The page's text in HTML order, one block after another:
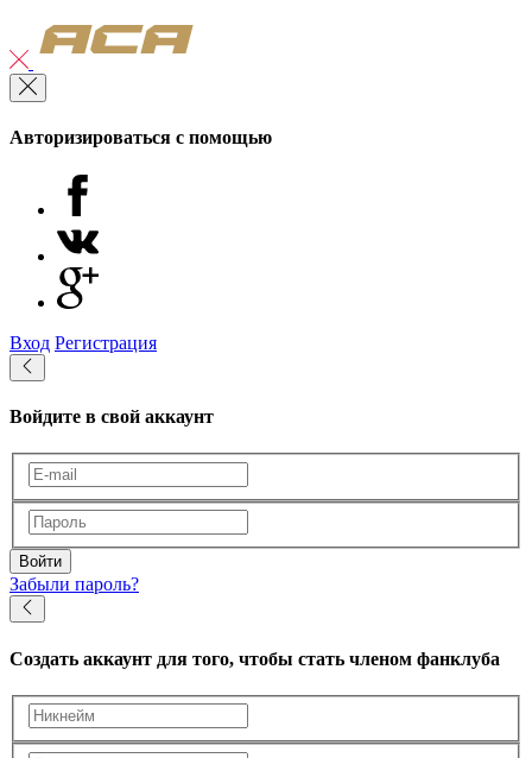
Авторизироваться с помощью
Вход Регистрация
Войдите в свой аккаунт
Войти
Забыли пароль?
Создать аккаунт для того, чтобы стать членом фанклуба